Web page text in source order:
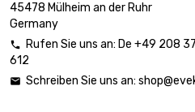
45478 Mülheim an der Ruhr
Germany
 Rufen Sie uns an: De +49 208
612
 Schreiben Sie uns an: